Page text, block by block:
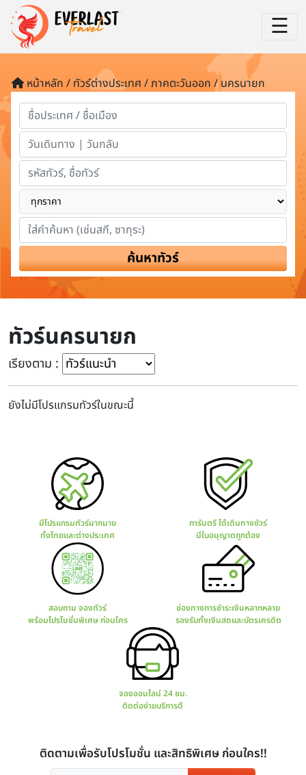
☰
หน้าหลัก / ทัวร์ต่างประเทศ / ภาคตะวันออก / นครนายก
ค้นหาทัวร์
ทัวร์นครนายก
เรียงตาม :
ยังไม่มีโปรแกรมทัวร์ในขณะนี้
มีโปรแกรมทัวร์มากมาย
ทั้งไทยและต่างประเทศ